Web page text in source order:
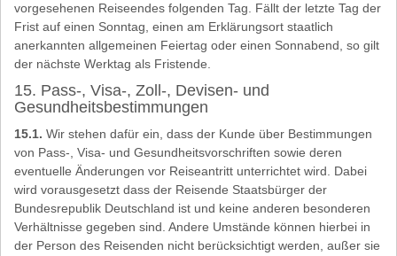
vorgesehenen Reiseendes folgenden Tag. Fällt der letzte Tag der
Frist auf einen Sonntag, einen am Erklärungsort staatlich
anerkannten allgemeinen Feiertag oder einen Sonnabend, so gilt
der nächste Werktag als Fristende.
15. Pass-, Visa-, Zoll-, Devisen- und
Gesundheitsbestimmungen
15.1. Wir stehen dafür ein, dass der Kunde über Bestimmungen
von Pass-, Visa- und Gesundheitsvorschriften sowie deren
eventuelle Änderungen vor Reiseantritt unterrichtet wird. Dabei
wird vorausgesetzt dass der Reisende Staatsbürger der
Bundesrepublik Deutschland ist und keine anderen besonderen
Verhältnisse gegeben sind. Andere Umstände können hierbei in
der Person des Reisenden nicht berücksichtigt werden, außer sie